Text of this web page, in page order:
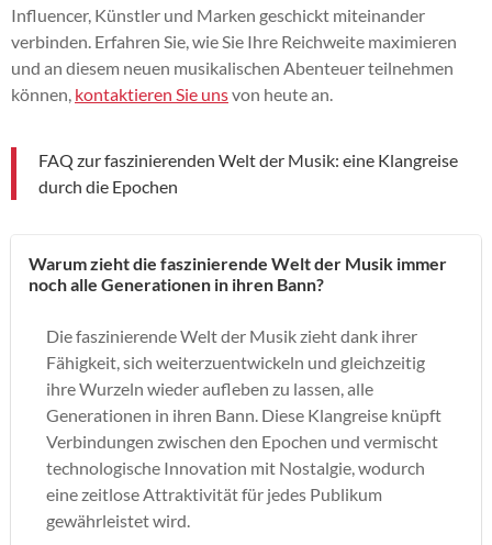
Influencer, Künstler und Marken geschickt miteinander
verbinden. Erfahren Sie, wie Sie Ihre Reichweite maximieren
und an diesem neuen musikalischen Abenteuer teilnehmen
können, kontaktieren Sie unsvon heute an.
FAQ zur faszinierenden Welt der Musik: eine Klangreise
durch die Epochen
Warum zieht die faszinierende Welt der Musik immer
noch alle Generationen in ihren Bann?
Die faszinierende Welt der Musik zieht dank ihrer
Fähigkeit, sich weiterzuentwickeln und gleichzeitig
ihre Wurzeln wieder aufleben zu lassen, alle
Generationen in ihren Bann. Diese Klangreise knüpft
Verbindungen zwischen den Epochen und vermischt
technologische Innovation mit Nostalgie, wodurch
eine zeitlose Attraktivität für jedes Publikum
gewährleistet wird.